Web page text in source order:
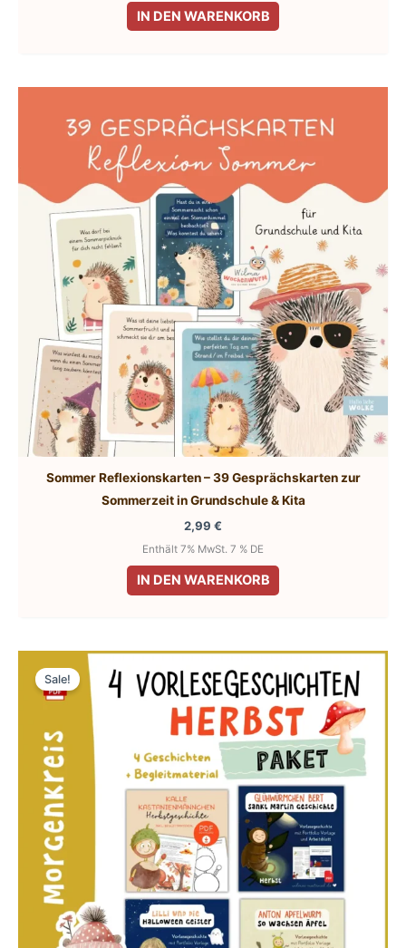
IN DEN WARENKORB
Sommer Reflexionskarten – 39 Gesprächskarten zur
Sommerzeit in Grundschule & Kita
2,99 €
Enthält 7% MwSt. 7 % DE
IN DEN WARENKORB
Sale!